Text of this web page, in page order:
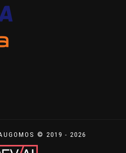
© 2019 - 2026